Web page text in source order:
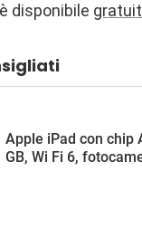
disponibile
Apple iPad con chip
GB, Wi Fi 6,